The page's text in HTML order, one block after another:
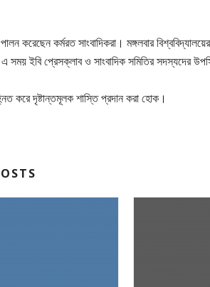
করেছেন কর্মরত সাংবাদিকরা। মঙ্গলবার
সময় ইবি প্রেসক্লাব ও সাংবাদিক সমিতির সদস্যদের
করে দৃষ্টান্তমূলক শাস্তি প্রদান করা হোক।